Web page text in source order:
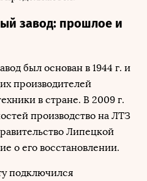
завод: прошлое и
был основан в 1944 г. и
производителей
в стране. В 2009 г.
производство на ЛТЗ
Липецкой
о его восстановлении.
подключился